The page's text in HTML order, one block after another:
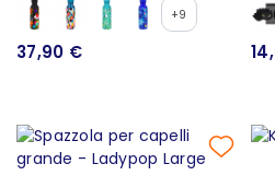
+9
37,90 €